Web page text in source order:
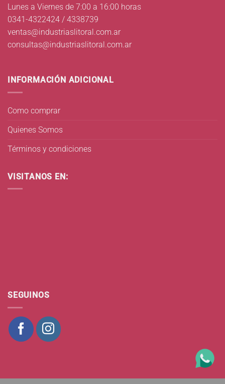
Lunes a Viernes de 7:00 a 16:00 horas
0341-4322424 / 4338739
ventas@industriaslitoral.com.ar
consultas@industriaslitoral.com.ar
INFORMACIÓN ADICIONAL
Como comprar
Quienes Somos
Términos y condiciones
VISITANOS EN:
SEGUINOS